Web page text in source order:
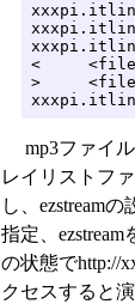
<
>
mp3ファイ
レイリストフ
し、ezstream
指定、ezstream
の状態でhttp://
クセスすると